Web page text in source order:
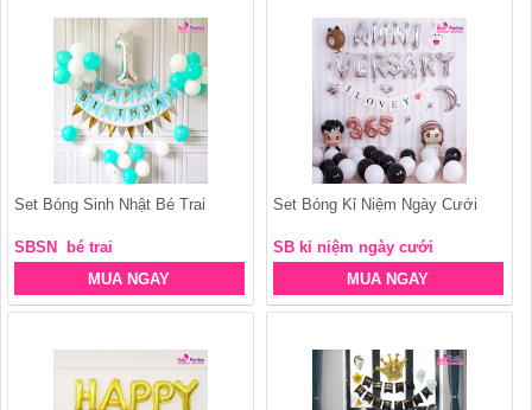
Set Bóng Sinh Nhật Bé Trai
SBSN bé trai
MUA NGAY
Set Bóng Kỉ Niệm Ngày Cưới
SB kỉ niệm ngày cưới
MUA NGAY